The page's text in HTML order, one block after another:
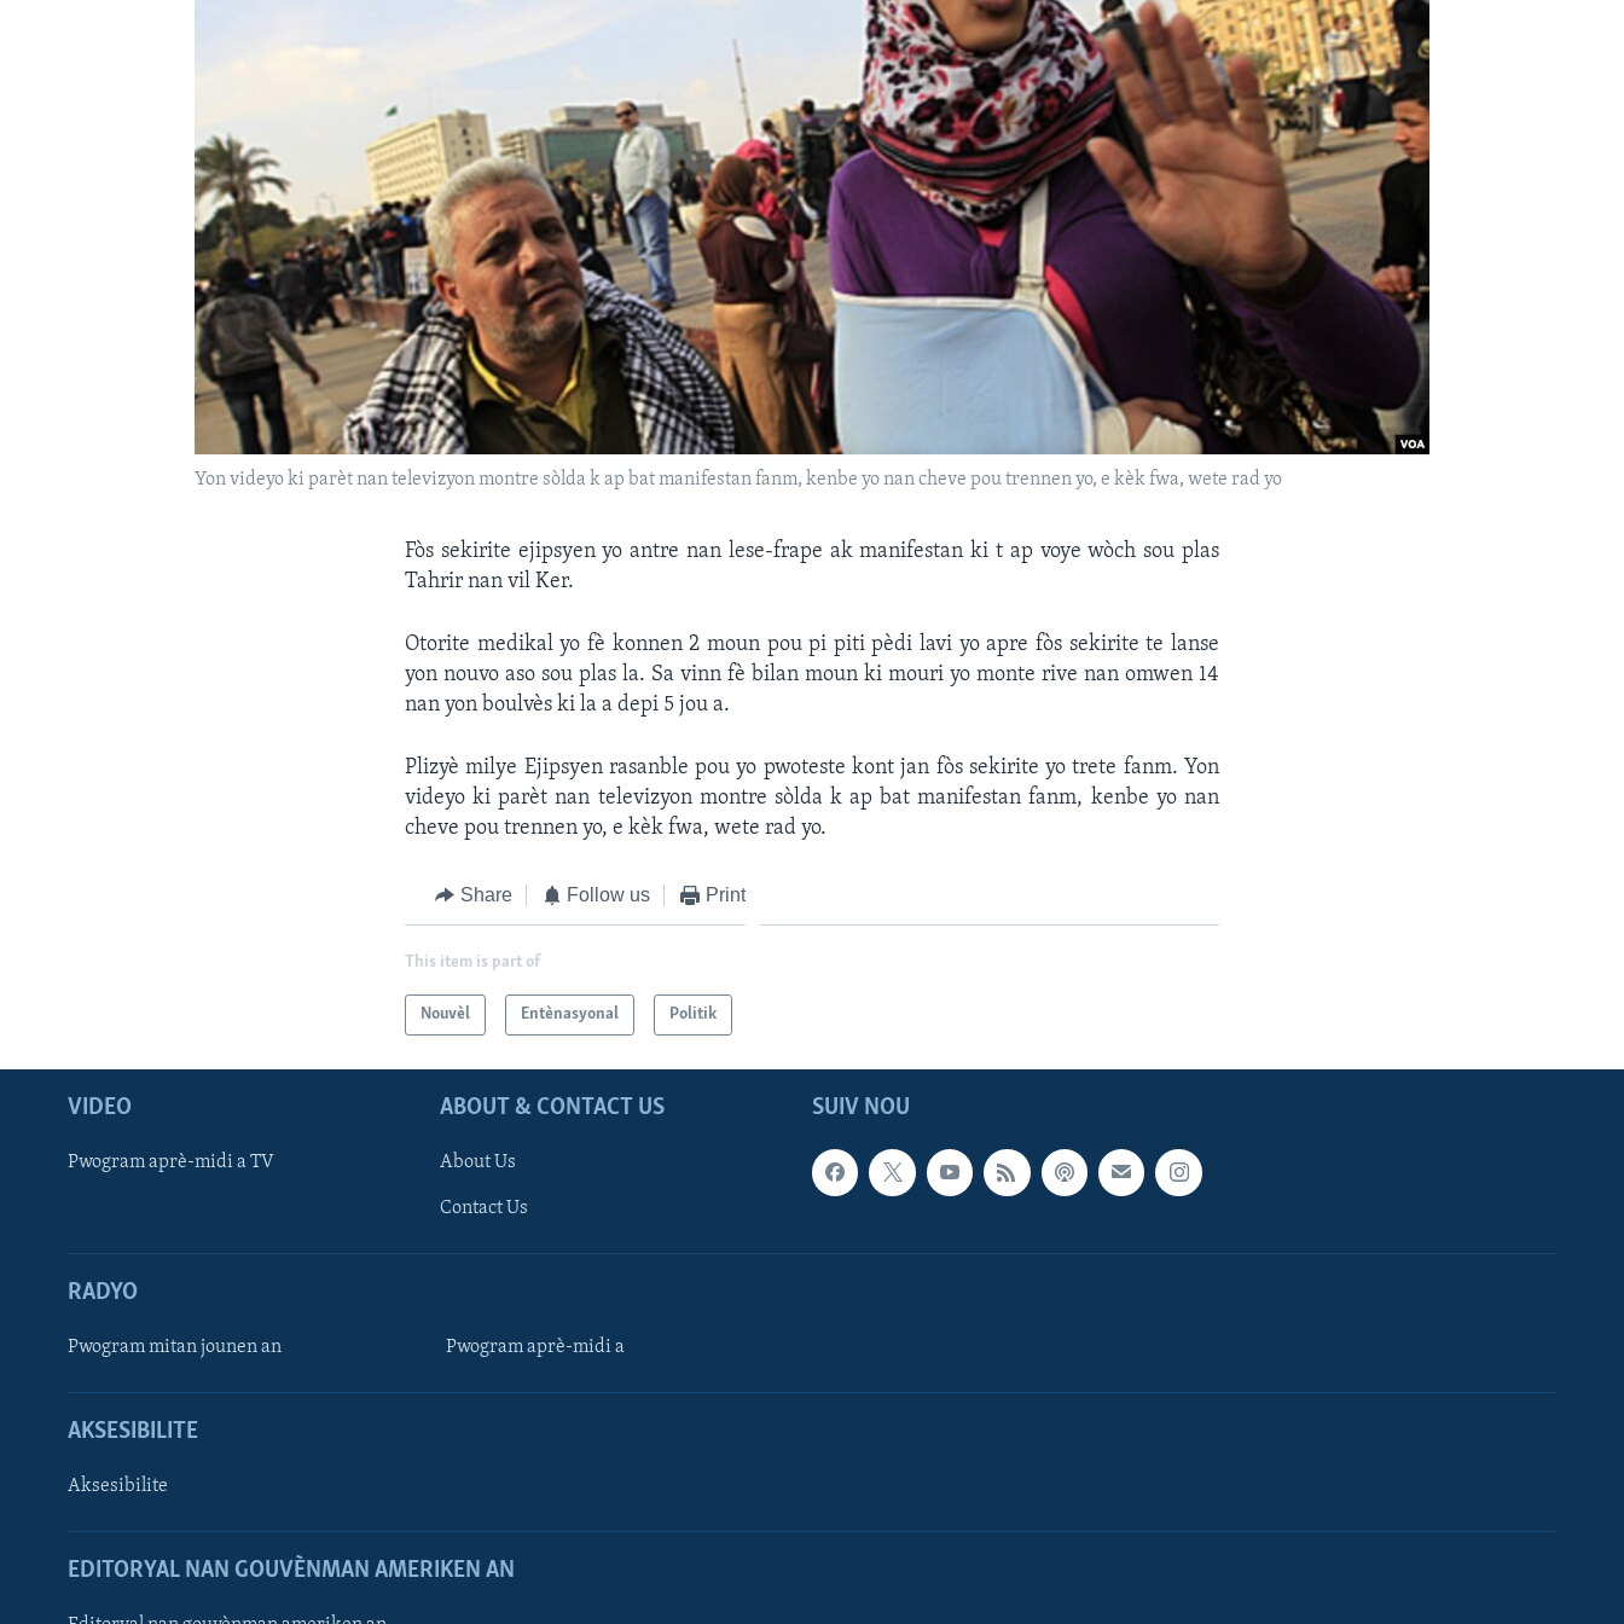
Yon videyo ki parèt nan televizyon montre sòlda k ap bat manifestan fanm, kenbe yo nan cheve pou trennen yo, e kèk fwa, wete rad yo
Fòs sekirite ejipsyen yo antre nan lese-frape ak manifestan ki t ap voye wòch sou plas
Tahrir nan vil Ker.
Otorite medikal yo fè konnen 2 moun pou pi piti pèdi lavi yo apre fòs sekirite te lanse
yon nouvo aso sou plas la. Sa vinn fè bilan moun ki mouri yo monte rive nan omwen 14
nan yon boulvès ki la a depi 5 jou a.
Plizyè milye Ejipsyen rasanble pou yo pwoteste kont jan fòs sekirite yo trete fanm. Yon
videyo ki parèt nan televizyon montre sòlda k ap bat manifestan fanm, kenbe yo nan
cheve pou trennen yo, e kèk fwa, wete rad yo.
Share Follow us Print
This item is part of
Nouvèl Entènasyonal Politik
SUIV NOU
VIDEO
Pwogram aprè-midi a TV
ABOUT & CONTACT US
About Us
Contact Us
RADYO
Pwogram mitan jounen an Pwogram aprè-midi a
AKSESIBILITE
Aksesibilite
EDITORYAL NAN GOUVÈNMAN AMERIKEN AN